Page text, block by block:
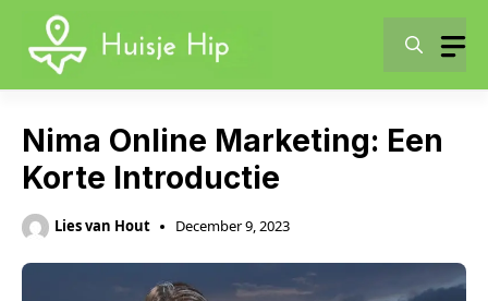
content
Nima Online Marketing: Een
Korte Introductie
Lies van Hout December 9, 2023